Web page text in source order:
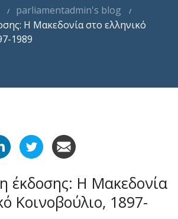
parliamentadmin's blog
Η Μακεδονία στο ελληνικό
1989
έκδοσης: Η Μακεδονία
Κοινοβούλιο, 1897-